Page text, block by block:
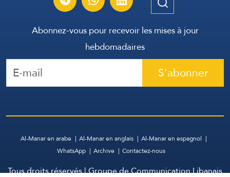
Abonnez-vous pour recevoir les mises à jour
hebdomadaires
S'abonner
Al-Manar en arabe Al-Manar en anglais
Al-Manar en espagnol
WhatsApp
Archive Contactez-nous
Tous droits réservés | Groupe de Communication Libanais